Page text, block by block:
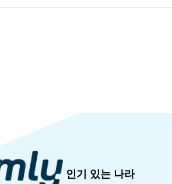
인기 있는 나라